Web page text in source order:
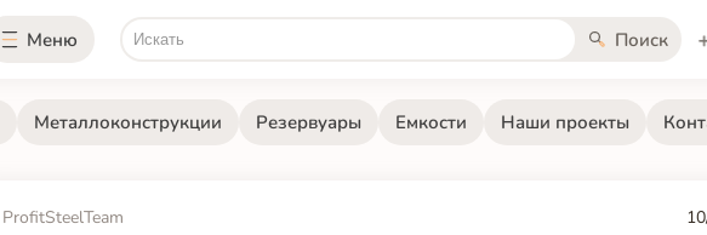
Меню Поиск
Металлоконструкции Резервуары Емкости Наши проекты
ProfitSteelTeam